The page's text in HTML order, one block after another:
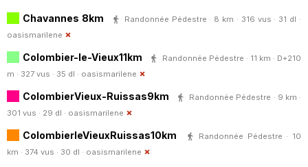
Chavannes 8km
Randonnée Pédestre · 8 km · 316 vus · 31 dl ·
oasismarilene
Colombier-le-Vieux11km
Randonnée Pédestre · 11 km · D+210
m · 327 vus · 35 dl · oasismarilene
ColombierVieux-Ruissas9km
Randonnée Pédestre · 9 km ·
301 vus · 29 dl · oasismarilene
ColombierleVieuxRuissas10km
Randonnée Pédestre · 10
km · 374 vus · 30 dl · oasismarilene